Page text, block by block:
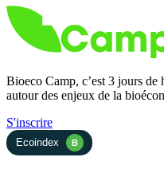
Bioeco Camp, c’est 3 jours
autour des enjeux de la
S'inscrire
Ecoindex B